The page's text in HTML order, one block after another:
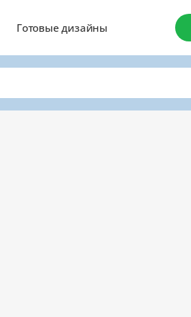
Готовые дизайны